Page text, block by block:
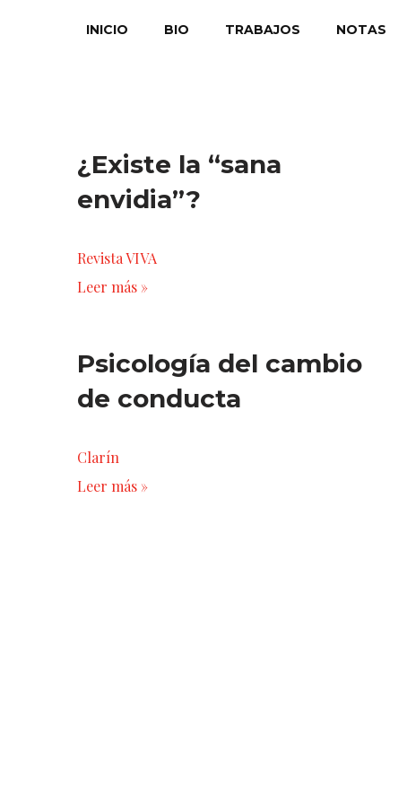
INICIO BIO TRABAJOS NOTAS
¿Existe la “sana
envidia”?
Revista VIVA
Leer más »
Psicología del cambio
de conducta
Clarín
Leer más »